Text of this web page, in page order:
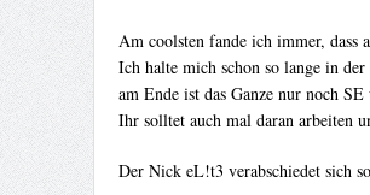
Am coolsten fande ich immer,
Ich halte mich schon so lange in
am Ende ist das Ganze nur noch
Ihr solltet auch mal daran arbeiten
Der Nick eL!t3 verabschiedet sich